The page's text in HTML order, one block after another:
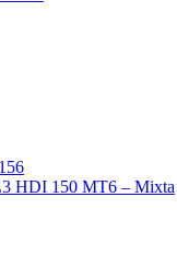
HDI 150 MT6 – Mixta